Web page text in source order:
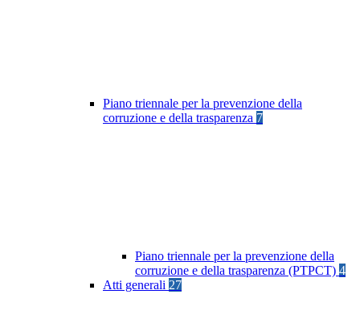
Piano triennale per la prevenzione della
corruzione e della trasparenza 7
Piano triennale per la prevenzione della
corruzione e della trasparenza (PTPCT) 4
Atti generali 27